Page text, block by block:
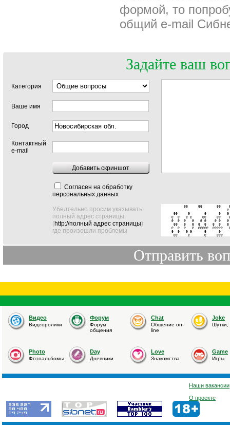
формой, то
общий e-mail
Задайте ваш
Категория
Ваше имя
Город
Контактный
e-mail
Добавить скриншот
Согласен на обработку
персональных данных
Убедтельно просим указывать
полный адрес страницы
(http://полный адрес страницы)
где произошли проблемы
@@     @@       @@
@@     @       @      @   @
@  @   @ @     @@     @@
@  @  @   @   @ @    @ @
@@   @   @  @  @   @  @
@  @  @   @  @@@@@
@  @   @ @
@@     @       @
Видео
Видеоролики
Форум
Форум
общения
Chat
Общение on-
line
Joke
Photo
Фотоальбомы
Day
Дневники
Love
Знакомства
Game
Игры
Наши вакансии
О проекте